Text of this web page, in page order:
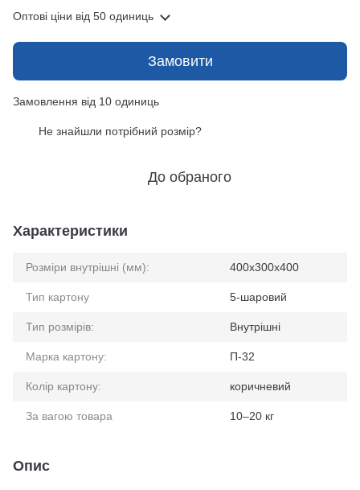
Оптові ціни від 50 одиниць
Замовити
Замовлення від 10 одиниць
Не знайшли потрібний розмір?
До обраного
Характеристики
Розміри внутрішні (мм): 400x300x400
Тип картону 5-шаровий
Тип розмірів: Внутрішні
Марка картону: П-32
Колір картону: коричневий
За вагою товара 10–20 кг
Опис